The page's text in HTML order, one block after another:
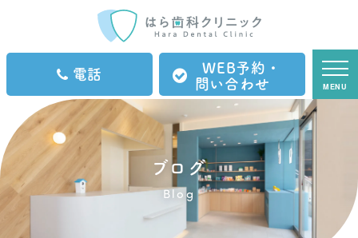
電話
WEB予約・
問い合わせ
MENU
ブログ
Blog